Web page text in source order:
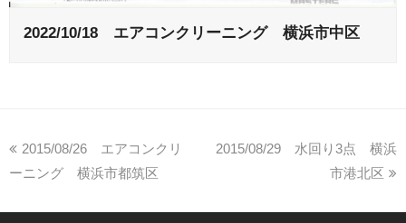
2022/10/18 エアコンクリーニング 横浜市中区
2015/08/26 エアコンクリ
ーニング 横浜市都筑区
2015/08/29 水回り3点 横浜
市港北区